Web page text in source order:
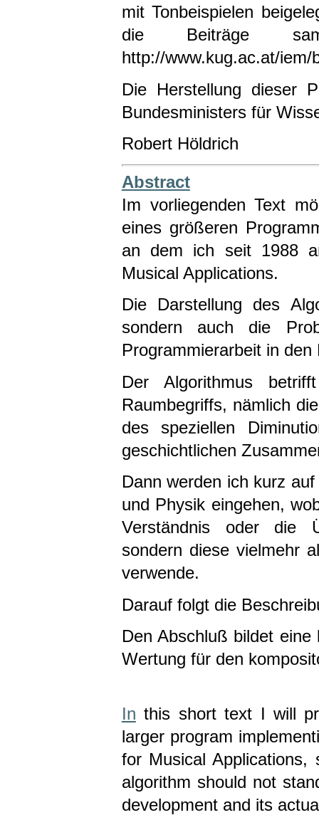
mit Tonbeispielen
die Beiträge
http://www.kug.ac.at/iem/
Die Herstellung dieser
Bundesministers für
Robert Höldrich
Abstract
Im vorliegenden Text
eines größeren
an dem ich seit 1988
Musical Applications.
Die Darstellung des
sondern auch die
Programmierarbeit in
Der Algorithmus
Raumbegriffs, nämlich
des speziellen
geschichtlichen
Dann werden ich kurz
und Physik eingehen,
Verständnis oder die
sondern diese vielmehr
verwende.
Darauf folgt die
Den Abschluß bildet
Wertung für den
In this short text I will
larger program
for Musical
algorithm should not
development and its